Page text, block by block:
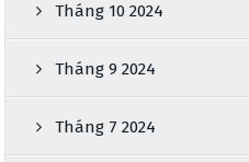
Tháng 10 2024
Tháng 9 2024
Tháng 7 2024